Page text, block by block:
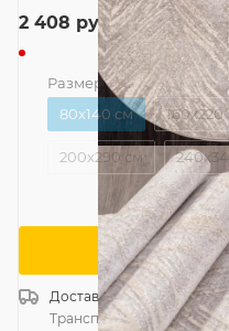
2 408 руб.
Размер — 80x140 см
80x140 см
160x220
200x290 см
ДоставкаРоссия
Транспортной компанией